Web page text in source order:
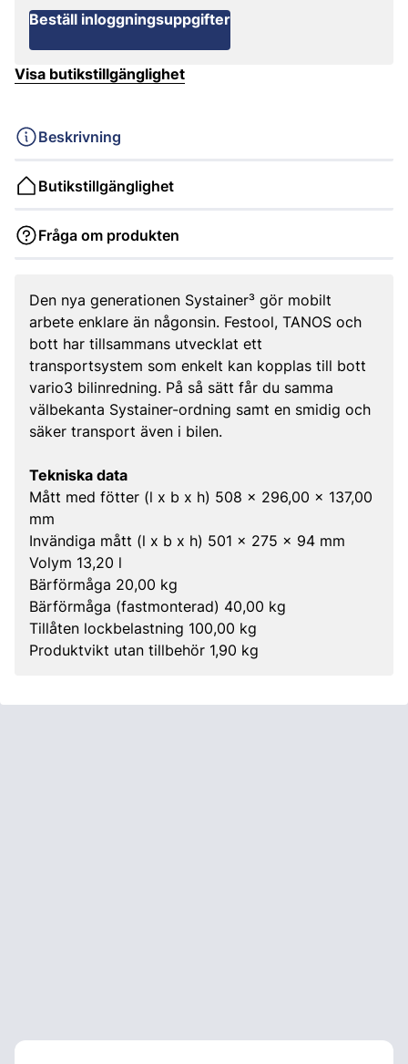
Beställ inloggningsuppgifter
Visa butikstillgänglighet
Beskrivning
Butikstillgänglighet
Fråga om produkten
Den nya generationen Systainer³ gör mobilt
arbete enklare än någonsin. Festool, TANOS och
bott har tillsammans utvecklat ett
transportsystem som enkelt kan kopplas till bott
vario3 bilinredning. På så sätt får du samma
välbekanta Systainer-ordning samt en smidig och
säker transport även i bilen.
Tekniska data
Mått med fötter (l x b x h) 508 x 296,00 x 137,00
mm
Invändiga mått (l x b x h) 501 x 275 x 94 mm
Volym 13,20 l
Bärförmåga 20,00 kg
Bärförmåga (fastmonterad) 40,00 kg
Tillåten lockbelastning 100,00 kg
Produktvikt utan tillbehör 1,90 kg